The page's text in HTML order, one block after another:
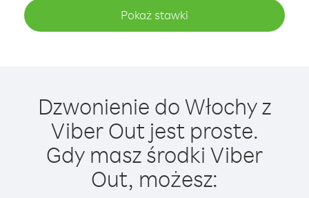
Pokaż stawki
Dzwonienie do Włochy z
Viber Out jest proste.
Gdy masz środki Viber
Out, możesz: